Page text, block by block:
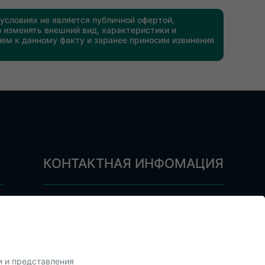
не является публичной офертой,
внешний вид, характеристики и
к данному факту и заранее приносим извинения
КОНТАКТНАЯ ИНФОМАЦИЯ
с 9:00 до 22:00
и представления